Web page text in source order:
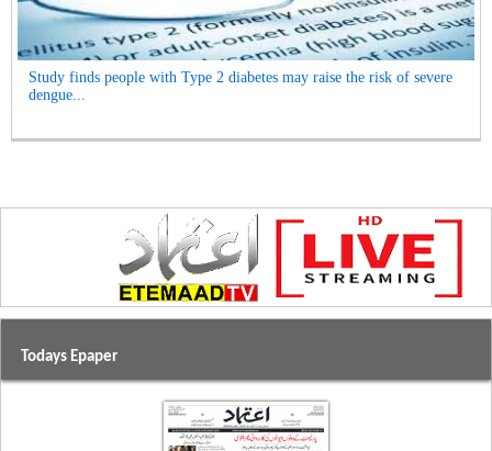
Study finds people with Type 2 diabetes may raise the risk of severe
dengue...
Todays Epaper